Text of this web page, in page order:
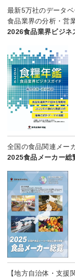
最新5万社のデータベ
食品業界の分析・営
2026食品業界ビジネ
全国の食品関連メ
2025食品メーカー総
【地方自治体・支援